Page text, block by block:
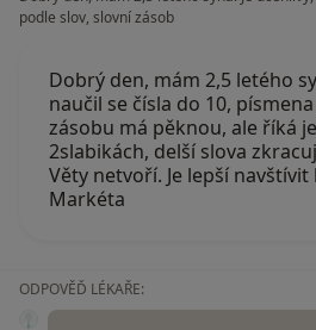
podle slov, slovní zásob
Dobrý den, mám 2,5 letého
naučil se čísla do 10,
zásobu má pěknou, ale říká
2slabikách, delší slova
Věty netvoří. Je lepší
Markéta
ODPOVĚĎ LÉKAŘE: